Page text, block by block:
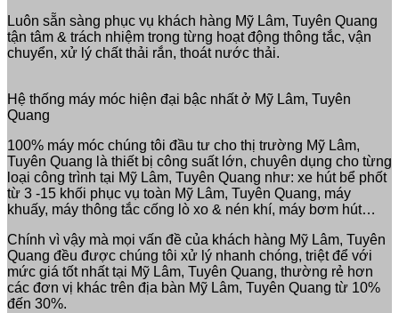
Luôn sẵn sàng phục vụ khách hàng Mỹ Lâm, Tuyên Quang
tận tâm & trách nhiệm trong từng hoạt động thông tắc, vận
chuyển, xử lý chất thải rắn, thoát nước thải.
Hệ thống máy móc hiện đại bậc nhất ở Mỹ Lâm, Tuyên
Quang
100% máy móc chúng tôi đầu tư cho thị trường Mỹ Lâm,
Tuyên Quang là thiết bị công suất lớn, chuyên dụng cho từng
loại công trình tại Mỹ Lâm, Tuyên Quang như: xe hút bể phốt
từ 3 -15 khối phục vụ toàn Mỹ Lâm, Tuyên Quang, máy
khuấy, máy thông tắc cống lò xo & nén khí, máy bơm hút…
Chính vì vậy mà mọi vấn đề của khách hàng Mỹ Lâm, Tuyên
Quang đều được chúng tôi xử lý nhanh chóng, triệt để với
mức giá tốt nhất tại Mỹ Lâm, Tuyên Quang, thường rẻ hơn
các đơn vị khác trên địa bàn Mỹ Lâm, Tuyên Quang từ 10%
đến 30%.